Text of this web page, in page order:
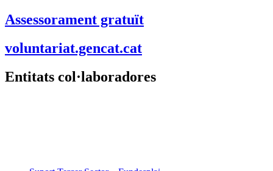
Assessorament gratuït
voluntariat.gencat.cat
Entitats col·laboradores